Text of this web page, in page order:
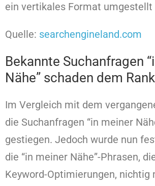
ein vertikales Format umgestellt
Quelle: searchengineland.com
Bekannte Suchanfragen
Nähe” schaden dem
Im Vergleich mit dem
die Suchanfragen “in meiner
gestiegen. Jedoch wurde nun
die “in meiner Nähe”-Phrasen,
Keyword-Optimierungen, nichtig